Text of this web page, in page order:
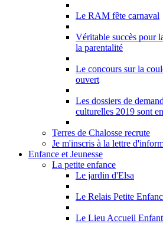
Le RAM fête carnaval
Véritable succès pour
la parentalité
Le concours sur la
ouvert
Les dossiers de
culturelles 2019 sont
Terres de Chalosse recrute
Je m'inscris à la lettre
Enfance et Jeunesse
La petite enfance
Le jardin d'Elsa
Le Relais Petite
Le Lieu Accueil